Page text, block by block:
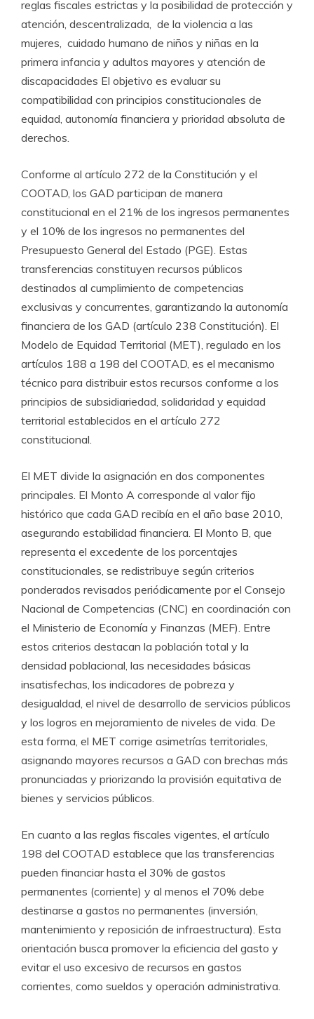
reglas fiscales estrictas y la posibilidad de protección y
atención, descentralizada, de la violencia a las
mujeres, cuidado humano de niños y niñas en la
primera infancia y adultos mayores y atención de
discapacidades El objetivo es evaluar su
compatibilidad con principios constitucionales de
equidad, autonomía financiera y prioridad absoluta de
derechos.
Conforme al artículo 272 de la Constitución y el
COOTAD, los GAD participan de manera
constitucional en el 21% de los ingresos permanentes
y el 10% de los ingresos no permanentes del
Presupuesto General del Estado (PGE). Estas
transferencias constituyen recursos públicos
destinados al cumplimiento de competencias
exclusivas y concurrentes, garantizando la autonomía
financiera de los GAD (artículo 238 Constitución). El
Modelo de Equidad Territorial (MET), regulado en los
artículos 188 a 198 del COOTAD, es el mecanismo
técnico para distribuir estos recursos conforme a los
principios de subsidiariedad, solidaridad y equidad
territorial establecidos en el artículo 272
constitucional.
El MET divide la asignación en dos componentes
principales. El Monto A corresponde al valor fijo
histórico que cada GAD recibía en el año base 2010,
asegurando estabilidad financiera. El Monto B, que
representa el excedente de los porcentajes
constitucionales, se redistribuye según criterios
ponderados revisados periódicamente por el Consejo
Nacional de Competencias (CNC) en coordinación con
el Ministerio de Economía y Finanzas (MEF). Entre
estos criterios destacan la población total y la
densidad poblacional, las necesidades básicas
insatisfechas, los indicadores de pobreza y
desigualdad, el nivel de desarrollo de servicios públicos
y los logros en mejoramiento de niveles de vida. De
esta forma, el MET corrige asimetrías territoriales,
asignando mayores recursos a GAD con brechas más
pronunciadas y priorizando la provisión equitativa de
bienes y servicios públicos.
En cuanto a las reglas fiscales vigentes, el artículo
198 del COOTAD establece que las transferencias
pueden financiar hasta el 30% de gastos
permanentes (corriente) y al menos el 70% debe
destinarse a gastos no permanentes (inversión,
mantenimiento y reposición de infraestructura). Esta
orientación busca promover la eficiencia del gasto y
evitar el uso excesivo de recursos en gastos
corrientes, como sueldos y operación administrativa.